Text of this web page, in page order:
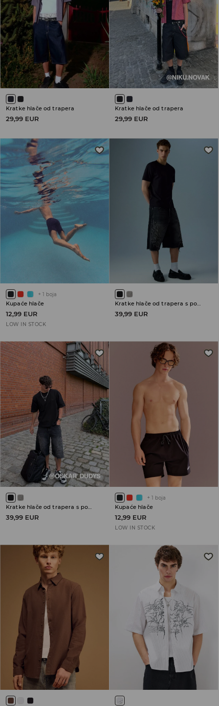
Kratke hlače od trapera
29,99 EUR
Kratke hlače od trapera
29,99 EUR
+ 1 boja
Kupaće hlače
12,99 EUR
LOW IN STOCK
Kratke hlače od trapera s pohabanim porubima
39,99 EUR
Kratke hlače od trapera s pohabanim porubima
39,99 EUR
+ 1 boja
Kupaće hlače
12,99 EUR
LOW IN STOCK